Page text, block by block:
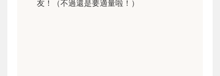
友！（不過還是要適量啦！）